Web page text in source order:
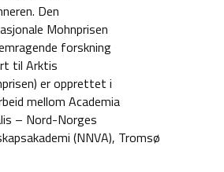
Den
Mohnprisen
forskning
til Arktis
er opprettet i
mellom Academia
– Nord-Norges
(NNVA), Tromsø